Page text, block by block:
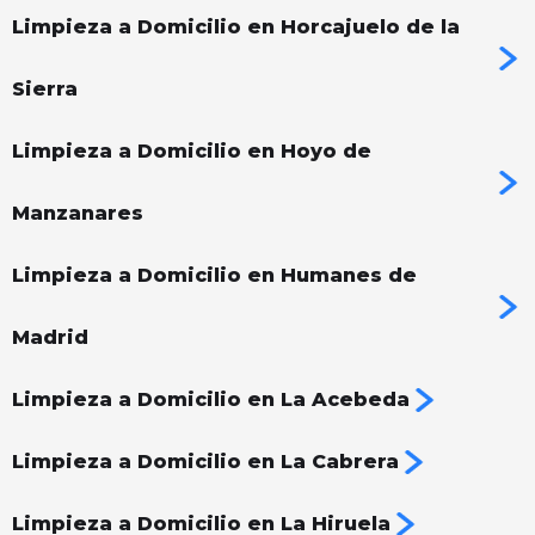
Limpieza a Domicilio en Horcajuelo de la
Sierra
Limpieza a Domicilio en Hoyo de
Manzanares
Limpieza a Domicilio en Humanes de
Madrid
Limpieza a Domicilio en La Acebeda
Limpieza a Domicilio en La Cabrera
Limpieza a Domicilio en La Hiruela